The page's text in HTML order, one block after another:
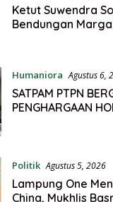
2026
Ketut Suwendra
Bendungan
Humaniora Agustus 6,
SATPAM PTPN
PENGHARGAAN
Politik Agustus 5, 2026
Lampung One
China, Mukhlis